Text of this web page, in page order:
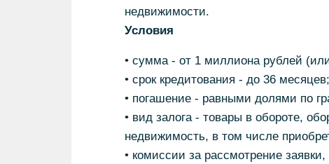
недвижимости.
Условия
• сумма - от 1 миллиона рублей
• срок кредитования - до 36 месяцев;
• погашение - равными долями по
• вид залога - товары в обороте,
недвижимость, в том числе
• комиссии за рассмотрение